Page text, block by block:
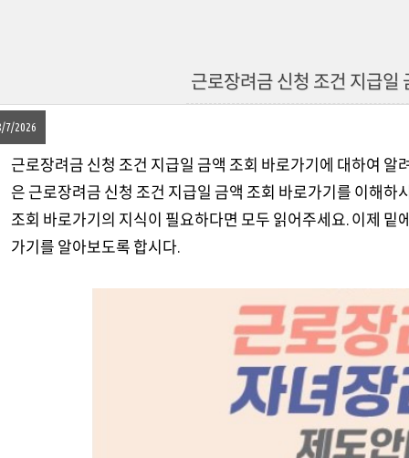
근로장려금 신청 조건 지급일
7/2026
근로장려금 신청 조건 지급일 금액 조회 바로가기에 대하여 알
은 근로장려금 신청 조건 지급일 금액 조회 바로가기를 이해하
조회 바로가기의 지식이 필요하다면 모두 읽어주세요. 이제 밑
가기를 알아보도록 합시다.